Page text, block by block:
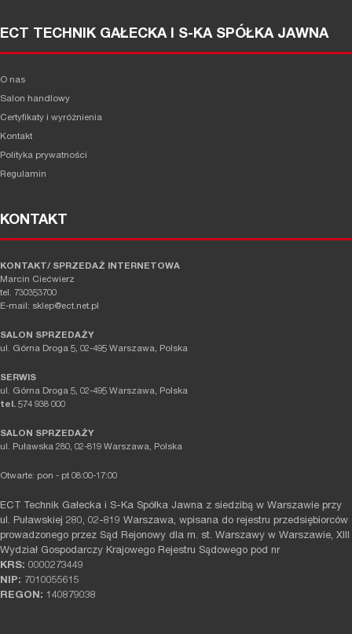
ECT TECHNIK GAŁECKA I S-KA SPÓŁKA JAWNA
O nas
Salon handlowy
Certyfikaty i wyróżnienia
Kontakt
Polityka prywatności
Regulamin
KONTAKT
KONTAKT/ SPRZEDAŻ INTERNETOWA
Marcin Ciećwierz
tel. 730353700
E-mail: sklep@ect.net.pl
SALON SPRZEDAŻY
ul. Górna Droga 5, 02-495 Warszawa, Polska
SERWIS
ul. Górna Droga 5, 02-495 Warszawa, Polska
tel. 574 938 000
SALON SPRZEDAŻY
ul. Puławska 280, 02-819 Warszawa, Polska
Otwarte: pon - pt 08:00-17:00
ECT Technik Gałecka i S-Ka Spółka Jawna z siedzibą w Warszawie przy
ul. Puławskiej 280, 02-819 Warszawa, wpisana do rejestru przedsiębiorców
prowadzonego przez Sąd Rejonowy dla m. st. Warszawy w Warszawie, XIII
Wydział Gospodarczy Krajowego Rejestru Sądowego pod nr
KRS: 0000273449
NIP: 7010055615
REGON: 140879038